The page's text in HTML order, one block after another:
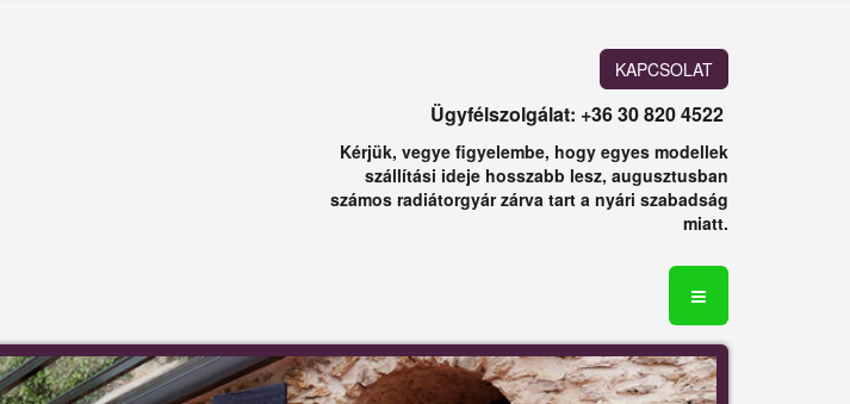
KAPCSOLAT
Ügyfélszolgálat: +36 30 820 4522
Kérjük, vegye figyelembe, hogy egyes modellek
szállítási ideje hosszabb lesz, augusztusban
számos radiátorgyár zárva tart a nyári szabadság
miatt.